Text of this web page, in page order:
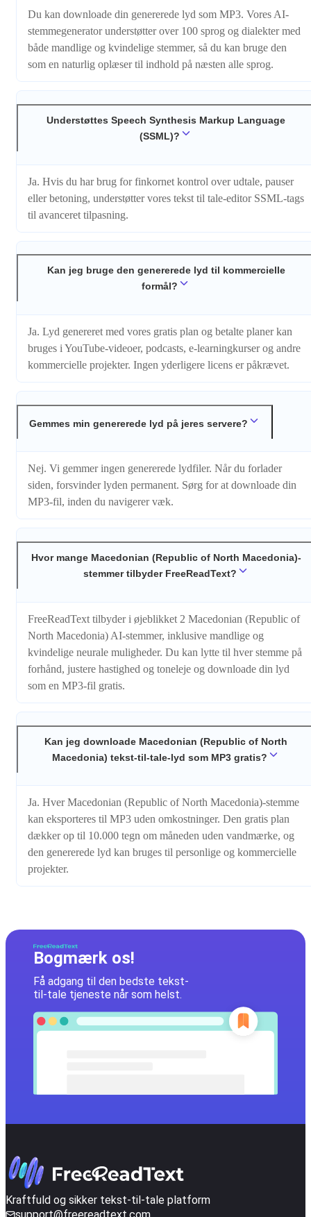
Du kan downloade din genererede lyd som MP3. Vores AI-
stemmegenerator understøtter over 100 sprog og dialekter med
både mandlige og kvindelige stemmer, så du kan bruge den
som en naturlig oplæser til indhold på næsten alle sprog.
Understøttes Speech Synthesis Markup Language
(SSML)?
Ja. Hvis du har brug for finkornet kontrol over udtale, pauser
eller betoning, understøtter vores tekst til tale-editor SSML-tags
til avanceret tilpasning.
Kan jeg bruge den genererede lyd til kommercielle
formål?
Ja. Lyd genereret med vores gratis plan og betalte planer kan
bruges i YouTube-videoer, podcasts, e-learningkurser og andre
kommercielle projekter. Ingen yderligere licens er påkrævet.
Gemmes min genererede lyd på jeres servere?
Nej. Vi gemmer ingen genererede lydfiler. Når du forlader
siden, forsvinder lyden permanent. Sørg for at downloade din
MP3-fil, inden du navigerer væk.
Hvor mange Macedonian (Republic of North Macedonia)-
stemmer tilbyder FreeReadText?
FreeReadText tilbyder i øjeblikket 2 Macedonian (Republic of
North Macedonia) AI-stemmer, inklusive mandlige og
kvindelige neurale muligheder. Du kan lytte til hver stemme på
forhånd, justere hastighed og toneleje og downloade din lyd
som en MP3-fil gratis.
Kan jeg downloade Macedonian (Republic of North
Macedonia) tekst-til-tale-lyd som MP3 gratis?
Ja. Hver Macedonian (Republic of North Macedonia)-stemme
kan eksporteres til MP3 uden omkostninger. Den gratis plan
dækker op til 10.000 tegn om måneden uden vandmærke, og
den genererede lyd kan bruges til personlige og kommercielle
projekter.
Bogmærk os!
Få adgang til den bedste tekst-
til-tale tjeneste når som helst.
Kraftfuld og sikker tekst-til-tale platform